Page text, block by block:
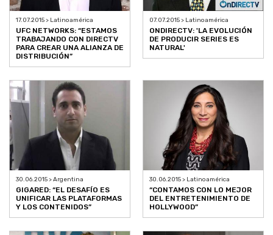
17.07.2015 > Latinoamérica
UFC NETWORKS: “ESTAMOS
TRABAJANDO CON DIRECTV
PARA CREAR UNA ALIANZA DE
DISTRIBUCIÓN”
07.07.2015 > Latinoamérica
ONDIRECTV: 'LA EVOLUCIÓN
DE PRODUCIR SERIES ES
NATURAL'
30.06.2015 > Argentina
GIGARED: “EL DESAFÍO ES
UNIFICAR LAS PLATAFORMAS
Y LOS CONTENIDOS”
30.06.2015 > Latinoamérica
“CONTAMOS CON LO MEJOR
DEL ENTRETENIMIENTO DE
HOLLYWOOD”